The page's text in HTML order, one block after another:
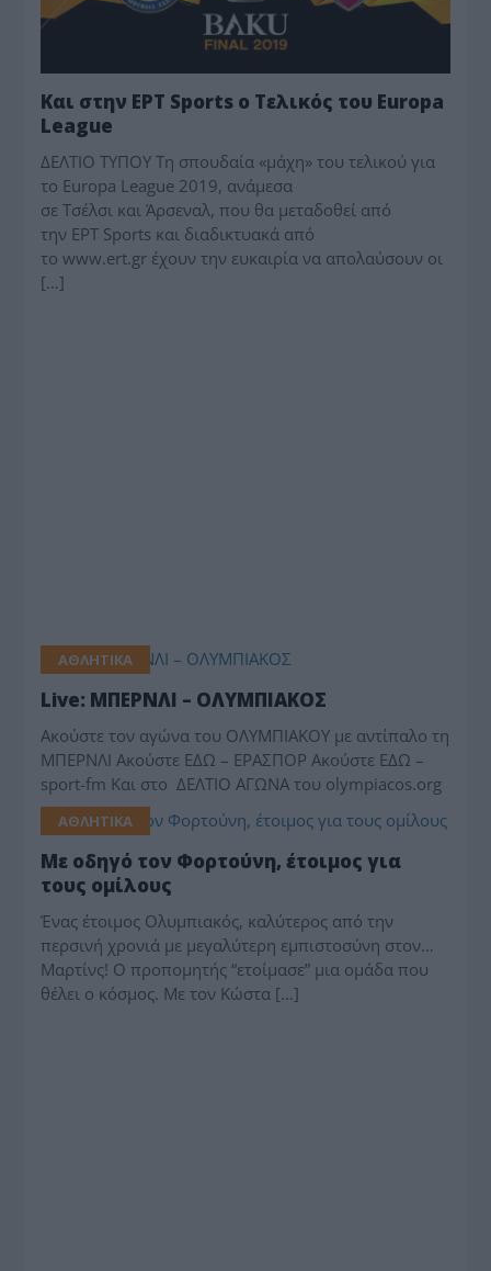
Και στην ΕΡΤ Sports ο Τελικός του Europa
League
ΔΕΛΤΙΟ ΤΥΠΟΥ Τη σπουδαία «μάχη» του τελικού για
το Europa League 2019, ανάμεσα
σε Τσέλσι και Άρσεναλ, που θα μεταδοθεί από
την ΕΡΤ Sports και διαδικτυακά από
το www.ert.gr έχουν την ευκαιρία να απολαύσουν οι
[…]
ΑΘΛΗΤΙΚΑ
Live: ΜΠΕΡΝΛΙ – ΟΛΥΜΠΙΑΚΟΣ
Ακούστε τον αγώνα του ΟΛΥΜΠΙΑΚΟΥ με αντίπαλο τη
ΜΠΕΡΝΛΙ Aκούστε ΕΔΩ – ΕΡΑΣΠΟΡ Aκούστε ΕΔΩ –
sport-fm Και στο ΔΕΛΤΙΟ ΑΓΩΝΑ του olympiacos.org
ΑΘΛΗΤΙΚΑ
Με οδηγό τον Φορτούνη, έτοιμος για
τους ομίλους
Ένας έτοιμος Ολυμπιακός, καλύτερος από την
περσινή χρονιά με μεγαλύτερη εμπιστοσύνη στον…
Μαρτίνς! Ο προπομητής “ετοίμασε” μια ομάδα που
θέλει ο κόσμος. Με τον Κώστα […]